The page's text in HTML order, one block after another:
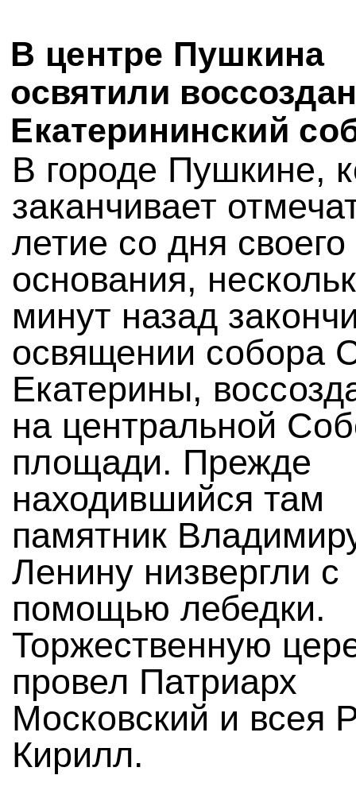
В центре Пушкина
освятили
Екатерининский
В городе Пушкине,
заканчивает
летие со дня своего
основания,
минут назад
освящении собора
Екатерины,
на центральной
площади. Прежде
находившийся там
памятник
Ленину низвергли с
помощью лебедки.
Торжественную
провел Патриарх
Московский и всея
Кирилл.